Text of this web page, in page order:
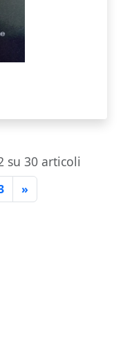
su 30 articoli
»